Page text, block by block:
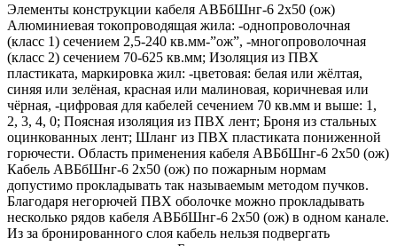
Элементы конструкции кабеля АВБбШнг-6 2х50 (ож)
Алюминиевая токопроводящая жила: -однопроволочная
(класс 1) сечением 2,5-240 кв.мм-”ож”, -многопроволочная
(класс 2) сечением 70-625 кв.мм; Изоляция из ПВХ
пластиката, маркировка жил: -цветовая: белая или жёлтая,
синяя или зелёная, красная или малиновая, коричневая или
чёрная, -цифровая для кабелей сечением 70 кв.мм и выше: 1,
2, 3, 4, 0; Поясная изоляция из ПВХ лент; Броня из стальных
оцинкованных лент; Шланг из ПВХ пластиката пониженной
горючести. Область применения кабеля АВБбШнг-6 2х50 (ож)
Кабель АВБбШнг-6 2х50 (ож) по пожарным нормам
допустимо прокладывать так называемым методом пучков.
Благодаря негорючей ПВХ оболочке можно прокладывать
несколько рядов кабеля АВБбШнг-6 2х50 (ож) в одном канале.
Из за бронированного слоя кабель нельзя подвергать